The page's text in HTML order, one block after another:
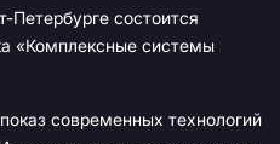
Петербурге состоится
«Комплексные системы
современных технологий